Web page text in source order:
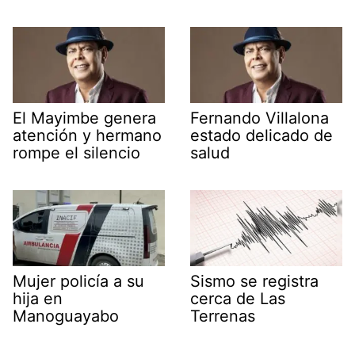
El Mayimbe genera
atención y hermano
rompe el silencio
Fernando Villalona
estado delicado de
salud
Mujer policía a su
hija en
Manoguayabo
Sismo se registra
cerca de Las
Terrenas